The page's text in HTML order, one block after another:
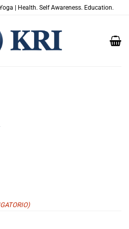
| Health. Self Awareness. Education.